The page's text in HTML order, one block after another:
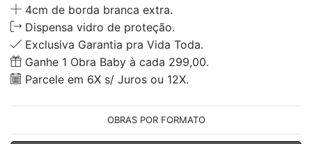
4cm de borda branca extra.
Dispensa vidro de proteção.
Exclusiva Garantia pra Vida Toda.
Ganhe 1 Obra Baby à cada 299,00.
Parcele em 6X s/ Juros ou 12X.
OBRAS POR FORMATO